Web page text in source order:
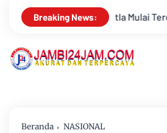
Breaking News:
di Kota Jambi, Warga Diminta
Beranda NASIONAL